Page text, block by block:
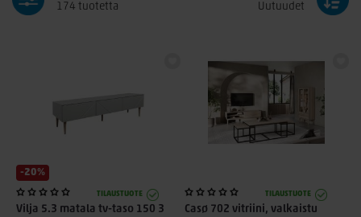
174 tuotetta
Uutuudet
-20%
TILAUSTUOTE
Vilja 5.3 matala tv-taso 150 3
TILAUSTUOTE
Casø 702 vitriini, valkaistu